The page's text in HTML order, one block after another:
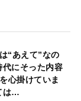
“あえて”なの
にそった内容
心掛けていま
は…